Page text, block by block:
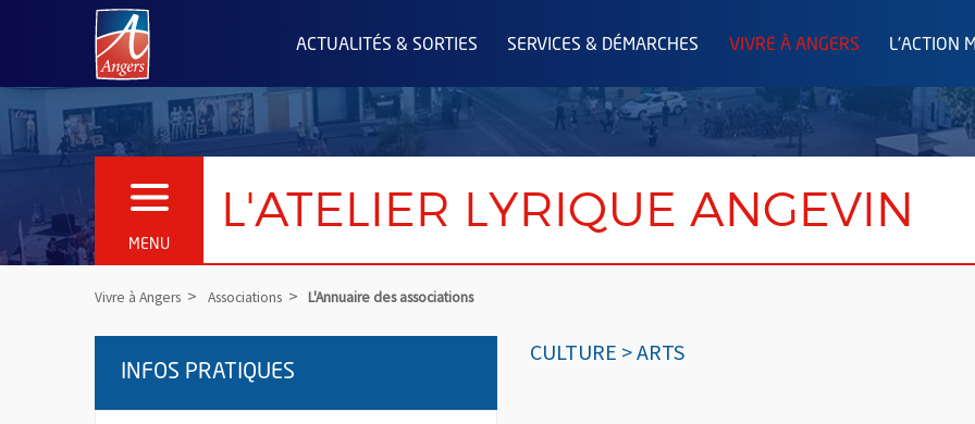
Angers.fr : Retour à l'accueil
ACTUALITÉS & SORTIES SERVICES & DÉMARCHES VIVRE À ANGERS L'ACTION
MENU
OUVRIR LE MENU L'ATELIER LYRIQUE ANGEVIN
Vivre à Angers Associations L'Annuaire des associations
CULTURE > ARTS
INFOS PRATIQUES